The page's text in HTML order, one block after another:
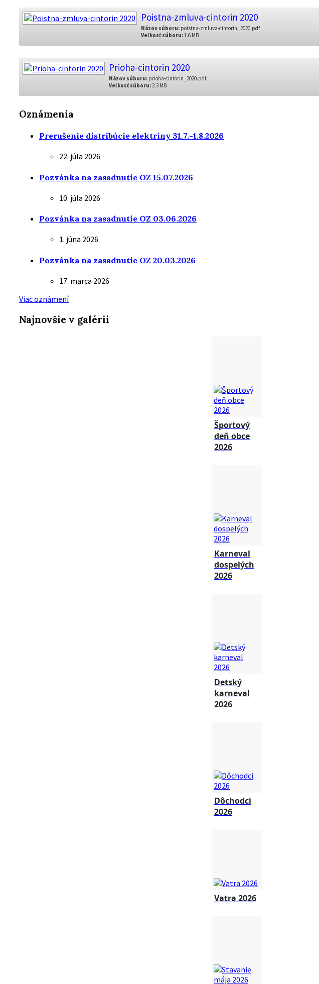
Poistna-zmluva-cintorin 2020
Názov súboru: poistna-zmluva-cintorin_2020.pdf
Veľkosť súboru:1.6 MB
Prioha-cintorin 2020
Názov súboru: prioha-cintorin_2020.pdf
Veľkosť súboru:2.3 MB
Oznámenia
Prerušenie distribúcie elektriny 31.7.-1.8.2026
22. júla 2026
Pozvánka na zasadnutie OZ 15.07.2026
10. júla 2026
Pozvánka na zasadnutie OZ 03.06.2026
1. júna 2026
Pozvánka na zasadnutie OZ 20.03.2026
17. marca 2026
Viac oznámení
Najnovšie v galérii
Športový
deň obce
2026
Karneval
dospelých
2026
Detský
karneval
2026
Dôchodci
2026
Vatra 2026